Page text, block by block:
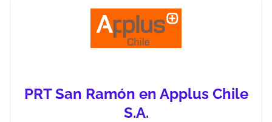
PRT San Ramón en Applus Chile
S.A.